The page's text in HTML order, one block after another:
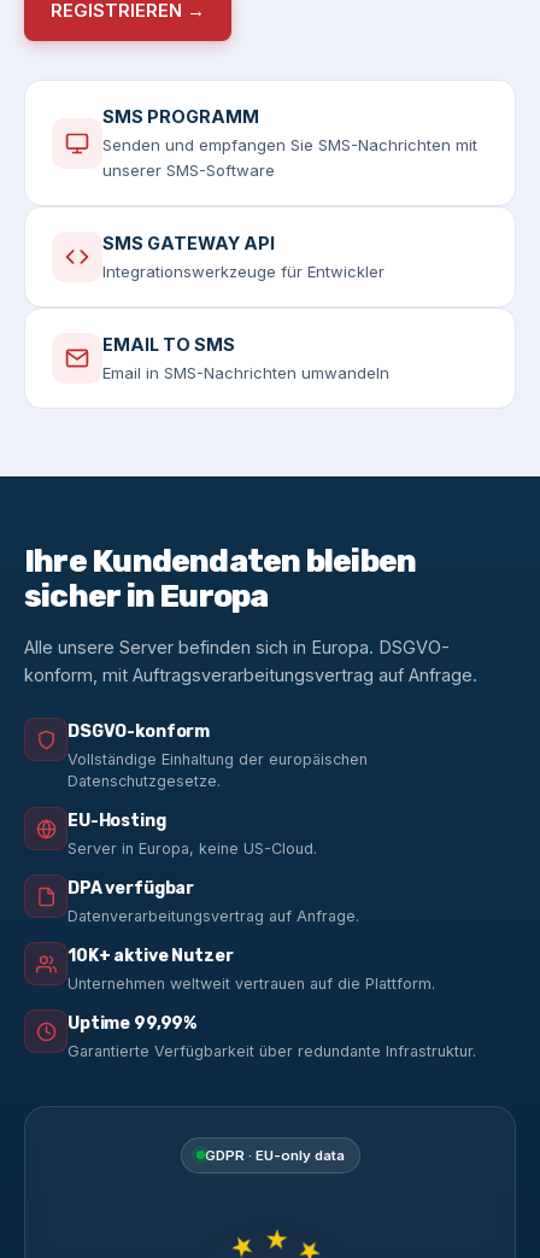
REGISTRIEREN →
SMS PROGRAMM
Senden und empfangen Sie SMS-Nachrichten mit
unserer SMS-Software
SMS GATEWAY API
Integrationswerkzeuge für Entwickler
EMAIL TO SMS
Email in SMS-Nachrichten umwandeln
Ihre Kundendaten bleiben
sicher in Europa
Alle unsere Server befinden sich in Europa. DSGVO-
konform, mit Auftragsverarbeitungsvertrag auf Anfrage.
DSGVO-konform
Vollständige Einhaltung der europäischen
Datenschutzgesetze.
EU-Hosting
Server in Europa, keine US-Cloud.
DPA verfügbar
Datenverarbeitungsvertrag auf Anfrage.
10K+ aktive Nutzer
Unternehmen weltweit vertrauen auf die Plattform.
Uptime 99,99%
Garantierte Verfügbarkeit über redundante Infrastruktur.
GDPR · EU-only data